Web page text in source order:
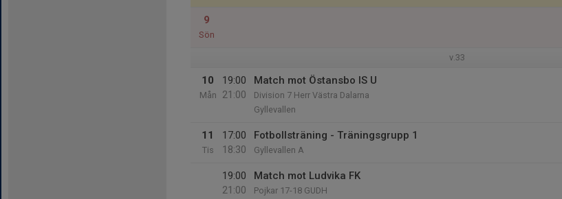
9
Sön
v.33
10
Mån
19:00
21:00
Match mot Östansbo IS U
Division 7 Herr Västra Dalarna
Gyllevallen
11
Tis
17:00
18:30
Fotbollsträning - Träningsgrupp 1
Gyllevallen A
19:00
21:00
Match mot Ludvika FK
Pojkar 17-18 GUDH